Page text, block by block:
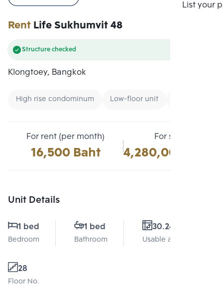
List your
RentLife Sukhumvit 48
Structure checked
Klongtoey, Bangkok
High rise condominum Low-floor unit
For sale
4,280,000 Baht
For rent (per month)
16,500 Baht
Unit Details
1 bed
Bedroom
1 bed
Bathroom
30.24 Sq.m.
Usable area
28
Floor No.